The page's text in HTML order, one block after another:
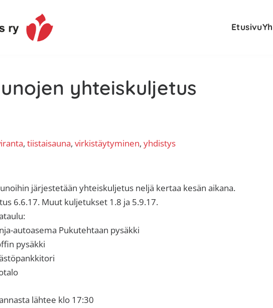
Etusivu
yhteiskuljetus
, tiistaisauna, virkistäytyminen, yhdistys
järjestetään yhteiskuljetus neljä kertaa kesän aikana.
6.6.17. Muut kuljetukset 1.8 ja 5.9.17.
autoasema Pukutehtaan pysäkki
pysäkki
lähtee klo 17:30